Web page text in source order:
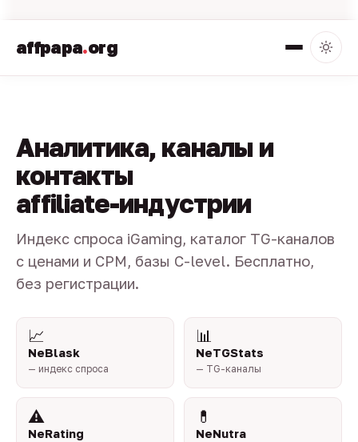
affpapa.org
Аналитика, каналы и
контакты
affiliate-индустрии
Индекс спроса iGaming, каталог TG-каналов
с ценами и CPM, базы C-level. Бесплатно,
без регистрации.
📈
NeBlask
— индекс спроса
📊
NeTGStats
— TG-каналы
⚠️
NeRating
💊
NeNutra